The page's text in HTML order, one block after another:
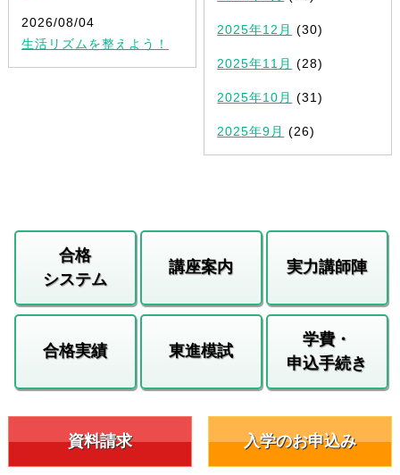
2026/08/04
生活リズムを整えよう！
2025年12月 (30)
2025年11月 (28)
2025年10月 (31)
2025年9月 (26)
合格
システム
講座案内 実力講師陣
合格実績 東進模試
学費・
申込手続き
資料請求 入学のお申込み